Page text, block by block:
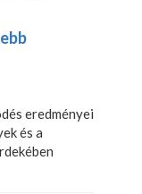
eredményei
és a